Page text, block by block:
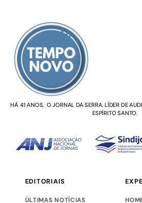
HÁ 41 ANOS, O JORNAL DA SERRA. LÍDER DE
ESPÍRITO SANTO.
EDITORIAIS
ÚLTIMAS NOTÍCIAS